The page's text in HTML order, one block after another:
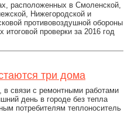
расположенных в Смоленской,
Нижегородской и
противовоздушной обороны
итоговой проверки за 2016 год
три дома
в связи с ремонтными работами
день в городе без тепла
потребителям теплоноситель